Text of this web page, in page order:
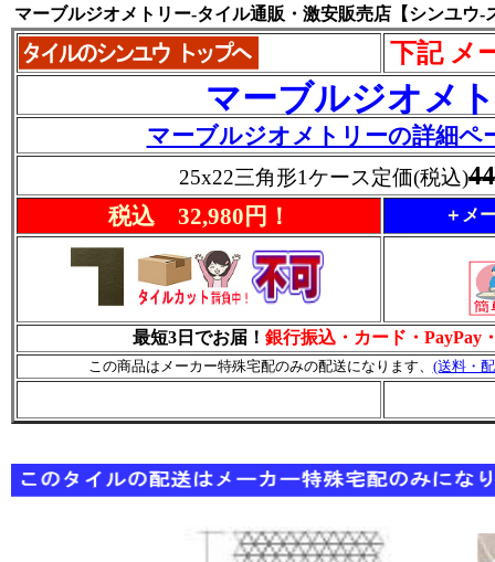
マーブルジオメトリー-タイル通販・激安販売店【シンユウ-
下記 メ
マーブルジオメ
マーブルジオメトリーの詳細ペ
25x22三角形1ケース定価(税込)
税込 32,980円！ ＋メ
最短3日でお届！ 銀行振込・カード・PayPay
この商品はメーカー特殊宅配のみの配送になります、 (送料・